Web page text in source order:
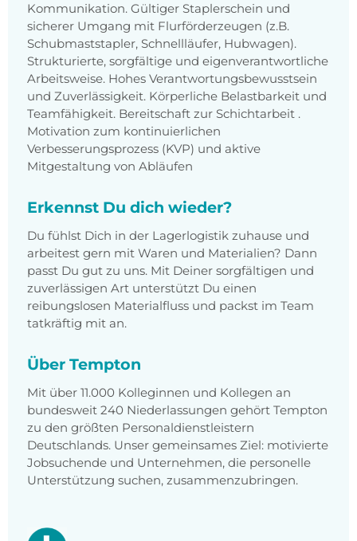
Kommunikation. Gültiger Staplerschein und
sicherer Umgang mit Flurförderzeugen (z.B.
Schubmaststapler, Schnellläufer, Hubwagen).
Strukturierte, sorgfältige und eigenverantwortliche
Arbeitsweise. Hohes Verantwortungsbewusstsein
und Zuverlässigkeit. Körperliche Belastbarkeit und
Teamfähigkeit. Bereitschaft zur Schichtarbeit .
Motivation zum kontinuierlichen
Verbesserungsprozess (KVP) und aktive
Mitgestaltung von Abläufen
Erkennst Du dich wieder?
Du fühlst Dich in der Lagerlogistik zuhause und
arbeitest gern mit Waren und Materialien? Dann
passt Du gut zu uns. Mit Deiner sorgfältigen und
zuverlässigen Art unterstützt Du einen
reibungslosen Materialfluss und packst im Team
tatkräftig mit an.
Über Tempton
Mit über 11.000 Kolleginnen und Kollegen an
bundesweit 240 Niederlassungen gehört Tempton
zu den größten Personaldienstleistern
Deutschlands. Unser gemeinsames Ziel: motivierte
Jobsuchende und Unternehmen, die personelle
Unterstützung suchen, zusammenzubringen.